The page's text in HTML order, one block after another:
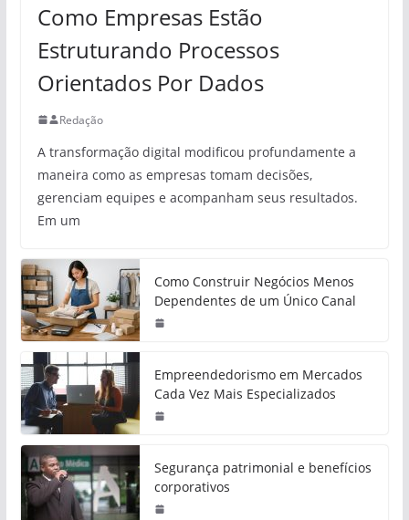
Como Empresas Estão
Estruturando Processos
Orientados Por Dados
Redação
A transformação digital modificou profundamente a
maneira como as empresas tomam decisões,
gerenciam equipes e acompanham seus resultados.
Em um
Como Construir Negócios Menos
Dependentes de um Único Canal
Empreendedorismo em Mercados
Cada Vez Mais Especializados
Segurança patrimonial e benefícios
corporativos